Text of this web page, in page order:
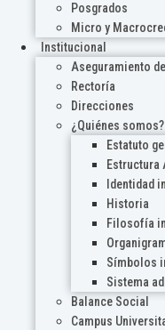
Posgrados
Micro y
Institucional
Aseguramiento
Rectoría
Direcciones
¿Quiénes somos?
Estatuto
Estructura
Identidad
Historia
Filosofía
Símbolos
Sistema
Balance Social
Campus